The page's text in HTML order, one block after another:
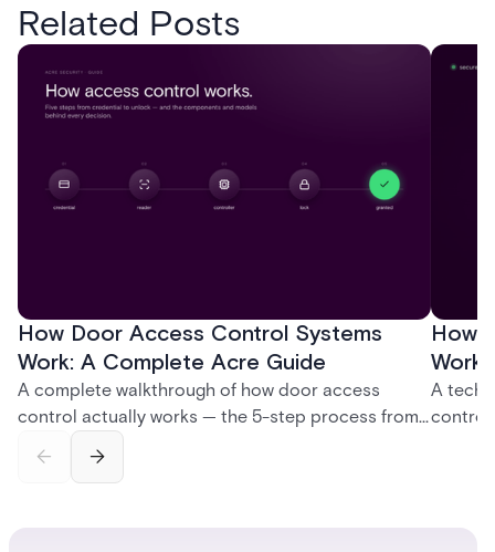
Related Posts
How Door Access Control Systems
Work: A Complete Acre Guide
A complete walkthrough of how door access
control actually works — the 5-step process from
and software components, and the access control
How
A
control